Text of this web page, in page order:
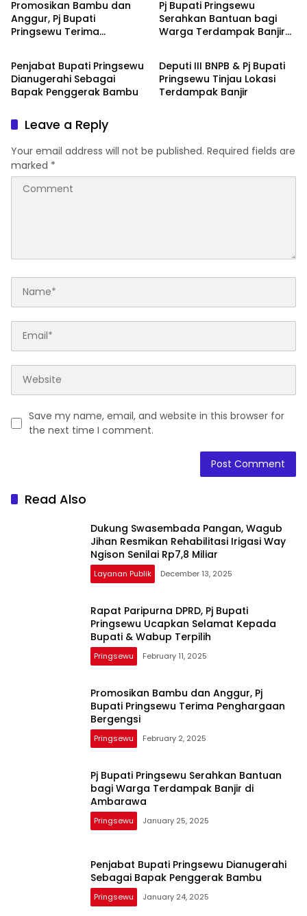
Promosikan Bambu dan
Anggur, Pj Bupati
Pringsewu Terima
Pj Bupati Pringsewu
Serahkan Bantuan bagi
Warga Terdampak Banjir
Pringsewu
Penjabat Bupati Pringsewu
Dianugerahi Sebagai
Bapak Penggerak Bambu
Pringsewu
Deputi III BNPB & Pj Bupati
Pringsewu Tinjau Lokasi
Terdampak Banjir
Leave a Reply
Your email address will not be published. Required fields are
marked *
Save my name, email, and website in this browser for
the next time I comment.
Read Also
Dukung Swasembada Pangan, Wagub
Jihan Resmikan Rehabilitasi Irigasi Way
Ngison Senilai Rp7,8 Miliar
Layanan Publik December 13, 2025
Rapat Paripurna DPRD, Pj Bupati
Pringsewu Ucapkan Selamat Kepada
Bupati & Wabup Terpilih
Pringsewu February 11, 2025
Promosikan Bambu dan Anggur, Pj
Bupati Pringsewu Terima Penghargaan
Bergengsi
Pringsewu February 2, 2025
Pj Bupati Pringsewu Serahkan Bantuan
bagi Warga Terdampak Banjir di
Ambarawa
Pringsewu January 25, 2025
Penjabat Bupati Pringsewu Dianugerahi
Sebagai Bapak Penggerak Bambu
Pringsewu January 24, 2025